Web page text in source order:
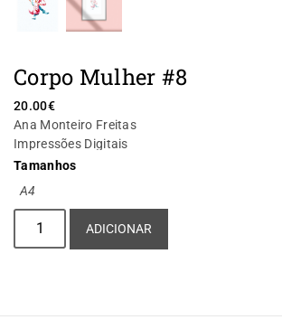
Corpo Mulher #8
20.00€
Ana Monteiro Freitas
Impressões Digitais
Tamanhos
A4
ADICIONAR